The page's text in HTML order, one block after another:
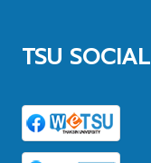
TSU SOCIAL